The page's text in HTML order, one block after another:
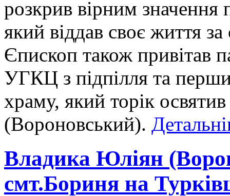
розкрив вірним
який віддав своє життя
Єпископ також привітав
УГКЦ з підпілля та
храму, який торік
(Вороновський).
Владика Юліян
смт.Бориня на